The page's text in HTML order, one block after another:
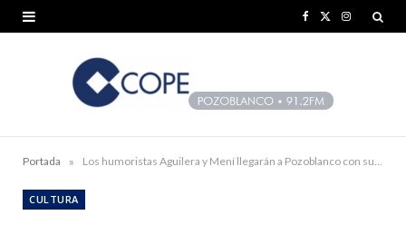
e
I
Portada »
CULTURA